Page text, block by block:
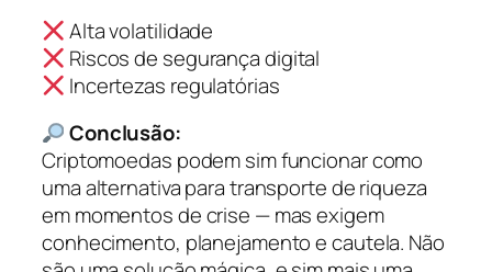
Alta volatilidade
Riscos de segurança digital
Incertezas regulatórias
Conclusão:
Criptomoedas podem sim funcionar como
uma alternativa para transporte de riqueza
em momentos de crise — mas exigem
conhecimento, planejamento e cautela. Não